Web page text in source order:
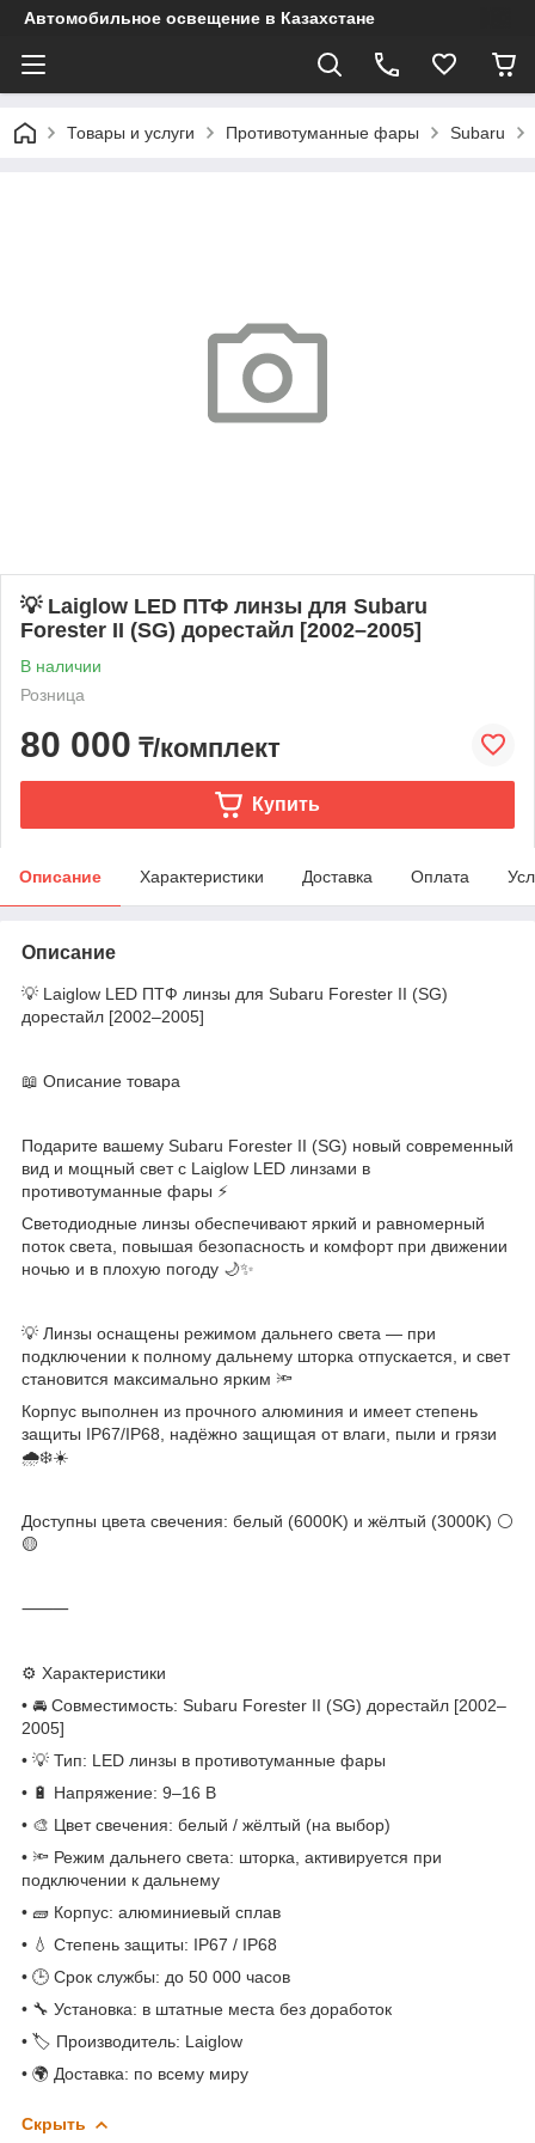
Автомобильное освещение в Казахстане
Товары и услуги Противотуманные фары Subaru
💡 Laiglow LED ПТФ линзы для Subaru
Forester II (SG) дорестайл [2002–2005]
В наличии
Розница
80 000 ₸/комплект
Купить
Описание Характеристики Доставка Оплата
Описание
💡 Laiglow LED ПТФ линзы для Subaru Forester II (SG)
дорестайл [2002–2005]
📖 Описание товара
Подарите вашему Subaru Forester II (SG) новый современный
вид и мощный свет с Laiglow LED линзами в
противотуманные фары ⚡
Светодиодные линзы обеспечивают яркий и равномерный
поток света, повышая безопасность и комфорт при движении
ночью и в плохую погоду 🌙✨
💡 Линзы оснащены режимом дальнего света — при
подключении к полному дальнему шторка отпускается, и свет
становится максимально ярким 🔦
Корпус выполнен из прочного алюминия и имеет степень
защиты IP67/IP68, надёжно защищая от влаги, пыли и грязи
🌧❄️☀️
Доступны цвета свечения: белый (6000K) и жёлтый (3000K) ⚪
🟡
⸻
⚙️ Характеристики
• 🚘 Совместимость: Subaru Forester II (SG) дорестайл [2002–
2005]
• 💡 Тип: LED линзы в противотуманные фары
• 🔋 Напряжение: 9–16 В
• 🎨 Цвет свечения: белый / жёлтый (на выбор)
• 🔦 Режим дальнего света: шторка, активируется при
подключении к дальнему
• 🧱 Корпус: алюминиевый сплав
• 💧 Степень защиты: IP67 / IP68
• 🕒 Срок службы: до 50 000 часов
• 🔧 Установка: в штатные места без доработок
• 🏷 Производитель: Laiglow
• 🌍 Доставка: по всему миру
Скрыть